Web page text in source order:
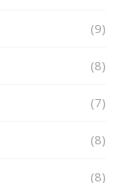
(9)
(8)
(7)
(8)
(8)